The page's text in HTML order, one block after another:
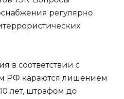
регулярно
в соответствии с
РФ караются лишением
лет, штрафом до